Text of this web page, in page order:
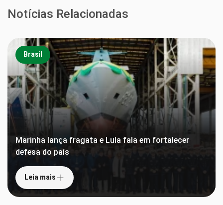
Notícias Relacionadas
Brasil
Marinha lança fragata e Lula fala em fortalecer
defesa do país
Leia mais